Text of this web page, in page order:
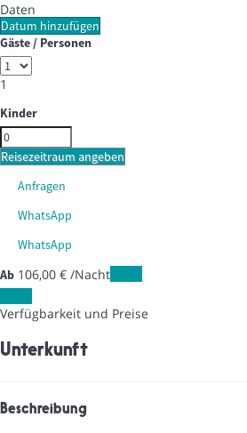
Daten
Datum hinzufügen
Gäste / Personen
1
Kinder
Reisezeitraum angeben
Anfragen
WhatsApp
WhatsApp
Ab 106,00 € /Nacht
Verfügbarkeit und Preise
Unterkunft
Beschreibung